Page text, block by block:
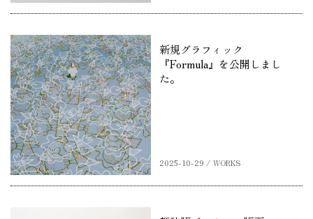
新規グラフィック
『Formula』を公開しまし
た。
2025-10-29 / WORKS